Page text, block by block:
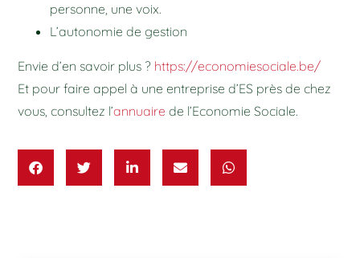
personne, une voix.
L’autonomie de gestion
Envie d’en savoir plus ? https://economiesociale.be/
Et pour faire appel à une entreprise d’ES près de chez
vous, consultez l’annuaire de l’Economie Sociale.